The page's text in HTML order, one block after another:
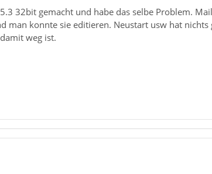
32bit gemacht und habe das selbe Problem.
man konnte sie editieren. Neustart usw hat
weg ist.